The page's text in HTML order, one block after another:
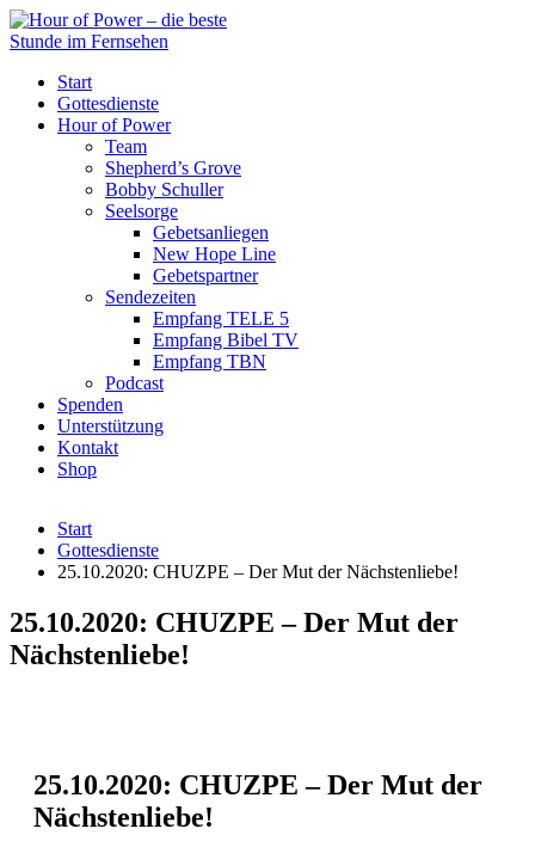
Start
Gottesdienste
Hour of Power
Team
Shepherd’s Grove
Bobby Schuller
Seelsorge
Gebetsanliegen
New Hope Line
Gebetspartner
Sendezeiten
Empfang TELE 5
Empfang Bibel TV
Empfang TBN
Podcast
Spenden
Unterstützung
Kontakt
Shop
Start
Gottesdienste
25.10.2020: CHUZPE – Der Mut der Nächstenliebe!
25.10.2020: CHUZPE – Der Mut der
Nächstenliebe!
25.10.2020: CHUZPE – Der Mut der
Nächstenliebe!